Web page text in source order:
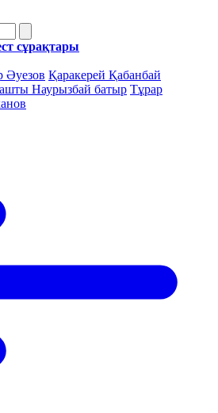
сұрақтары
Әуезов Қаракерей Қабанбай
Наурызбай батыр Тұрар